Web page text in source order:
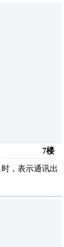
7楼
，表示通讯出